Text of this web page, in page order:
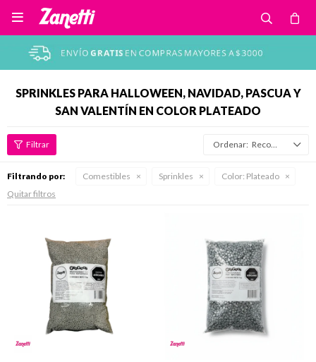

SPRINKLES PARA HALLOWEEN, NAVIDAD, PASCUA Y
SAN VALENTÍN EN COLOR PLATEADO
Recomendados
Filtrando por: Comestibles Sprinkles Color: Plateado
Quitar filtros